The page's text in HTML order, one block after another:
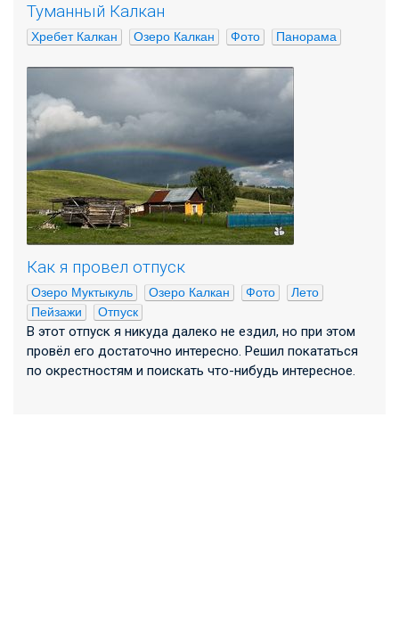
Туманный Калкан
Хребет Калкан Озеро Калкан Фото Панорама
Как я провел отпуск
Озеро Муктыкуль Озеро Калкан Фото
Лето
Пейзажи
Отпуск
В этот отпуск я никуда далеко не ездил, но при этом
провёл его достаточно интересно. Решил покататься
по окрестностям и поискать что-нибудь интересное.